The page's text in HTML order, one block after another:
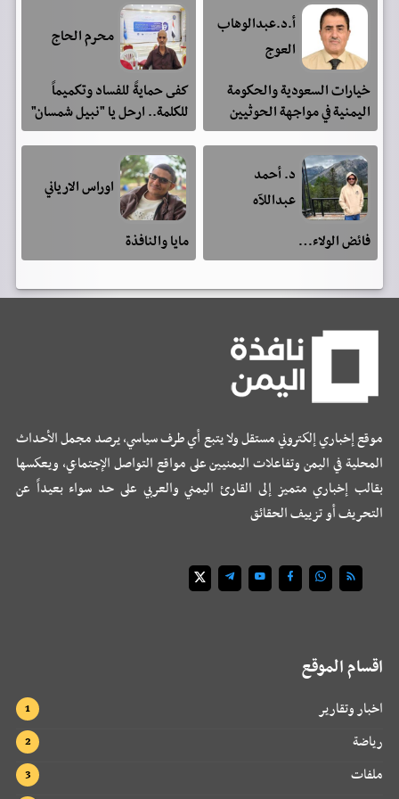
أ.د.عبدالوهاب
العوج
خيارات السعودية والحكومة
اليمنية في مواجهة الحوثيين
محرم الحاج
كفى حمايةً للفساد وتكميماً
للكلمة.. ارحل يا "نبيل شمسان"
د. أحمد
عبداللآه
فائض الولاء…
اوراس الارياني
مايا والنافذة
موقع إخباري إلكتروني مستقل ولا يتبع أي طرف سياسي، يرصد مجمل الأحداث
المحلية في اليمن وتفاعلات اليمنيين على مواقع التواصل الإجتماعي، ويعكسها
بقالب إخباري متميز إلى القارئ اليمني والعربي على حد سواء بعيداً عن
التحريف أو تزييف الحقائق
اقسام الموقع
اخبار وتقارير
رياضة
ملفات